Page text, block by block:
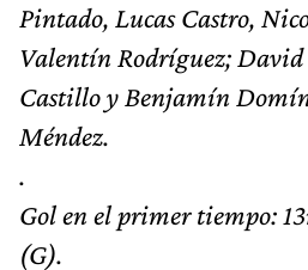
Pintado, Lucas Castro,
Valentín Rodríguez;
Castillo y Benjamín
Méndez.
.
Gol en el primer tiempo:
(G).